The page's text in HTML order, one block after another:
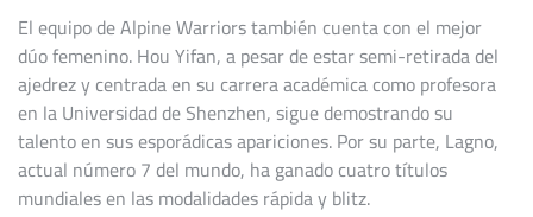
El equipo de Alpine Warriors también cuenta con el mejor
dúo femenino. Hou Yifan, a pesar de estar semi-retirada del
ajedrez y centrada en su carrera académica como profesora
en la Universidad de Shenzhen, sigue demostrando su
talento en sus esporádicas apariciones. Por su parte, Lagno,
actual número 7 del mundo, ha ganado cuatro títulos
mundiales en las modalidades rápida y blitz.